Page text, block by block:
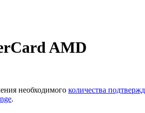
AMD
необходимого количества
.